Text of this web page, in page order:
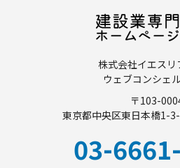
株式会社イエスリ
ウェブコンシェ
〒103-
東京都中央区東日本橋1-
03-